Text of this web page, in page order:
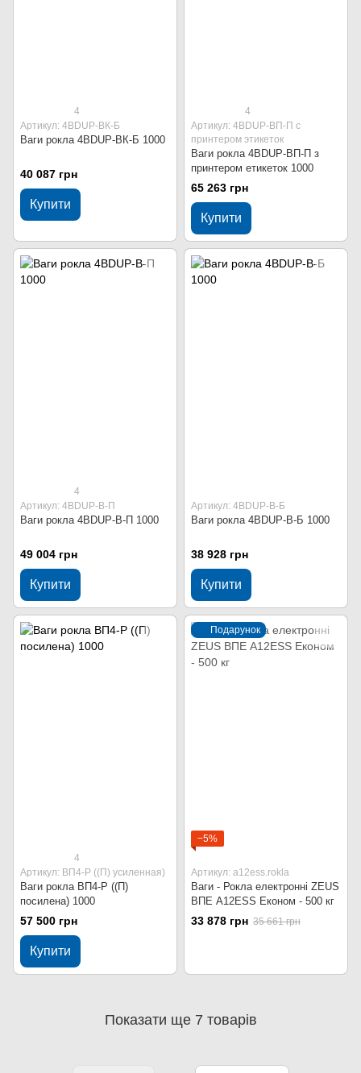
4
Артикул: 4BDUР-ВК-Б
Ваги рокла 4BDUР-ВК-Б 1000
40 087 грн
Купити
4
Артикул: 4BDUР-ВП-П с
принтером этикеток
Ваги рокла 4BDUР-ВП-П з
принтером етикеток 1000
65 263 грн
Купити
4
Артикул: 4BDUP-В-П
Ваги рокла 4BDUP-В-П 1000
49 004 грн
Купити
Артикул: 4BDUP-В-Б
Ваги рокла 4BDUP-В-Б 1000
38 928 грн
Купити
4
Артикул: ВП4-Р ((П) усиленная)
Ваги рокла ВП4-Р ((П)
посилена) 1000
57 500 грн
Купити
Подарунок
−5%
Артикул: a12ess.rokla
Ваги - Рокла електронні ZEUS
ВПЕ A12ESS Економ - 500 кг
33 878 грн 35 661 грн
Показати ще 7 товарів